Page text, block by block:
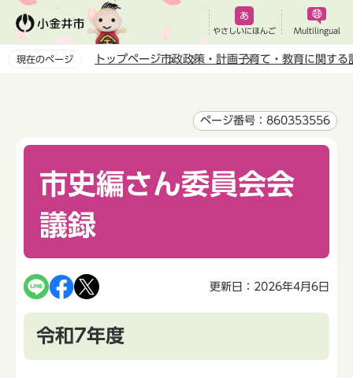
ペ
やさしいにほんご Multilingual
現在のページ トップページ市政政策・計画子育て・教育に関する
ページ番号：860353556
市史編さん委員会会
議録
更新日：2026年4月6日
令和7年度